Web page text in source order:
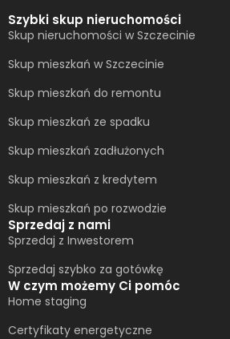
Szybki skup nieruchomości
Skup nieruchomości w Szczecinie
Skup mieszkań w Szczecinie
Skup mieszkań do remontu
Skup mieszkań ze spadku
Skup mieszkań zadłużonych
Skup mieszkań z kredytem
Skup mieszkań po rozwodzie
Sprzedaj z nami
Sprzedaj z Inwestorem
Sprzedaj szybko za gotówkę
W czym możemy Ci pomóc
Home staging
Certyfikaty energetyczne